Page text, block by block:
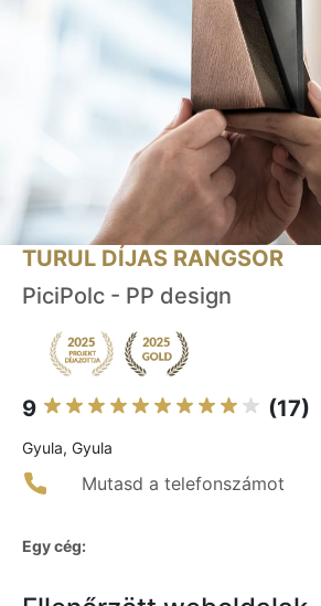
TURUL DÍJAS RANGSOR
PiciPolc - PP design
9 (17)
Gyula, Gyula
Mutasd a telefonszámot
Egy cég: